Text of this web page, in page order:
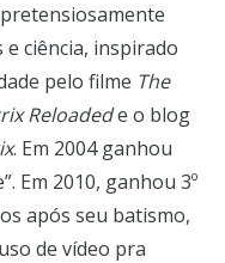
ciência, inspirado
pelo filme The
Reloadede o blog
. Em 2004 ganhou
Em 2010, ganhou 3º
após seu batismo,
de vídeo pra